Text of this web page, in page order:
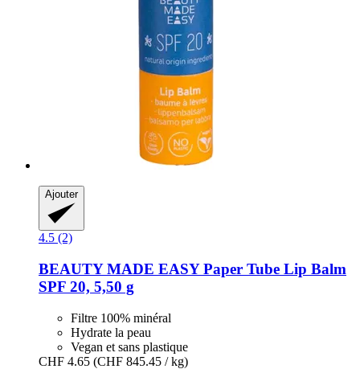
Ajouter
4.5 (2)
BEAUTY MADE EASYPaper Tube Lip Balm
SPF 20, 5,50 g
Filtre 100% minéral
Hydrate la peau
Vegan et sans plastique
CHF 4.65 (CHF 845.45 / kg)